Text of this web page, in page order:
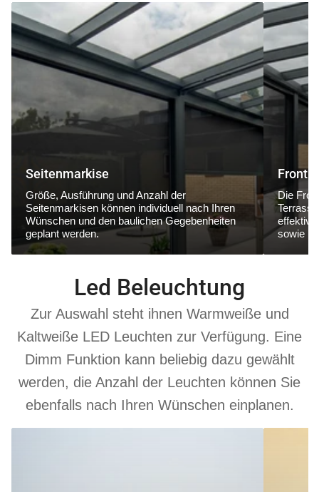
Seitenmarkise
Seitenmarkise
Größe, Ausführung und Anzahl der
Seitenmarkisen können individuell nach Ihren
Wünschen und den baulichen Gegebenheiten
geplant werden.
Die
sowie
Led Beleuchtung
Zur Auswahl steht ihnen Warmweiße und
Kaltweiße LED Leuchten zur Verfügung. Eine
Dimm Funktion kann beliebig dazu gewählt
werden, die Anzahl der Leuchten können Sie
ebenfalls nach Ihren Wünschen einplanen.